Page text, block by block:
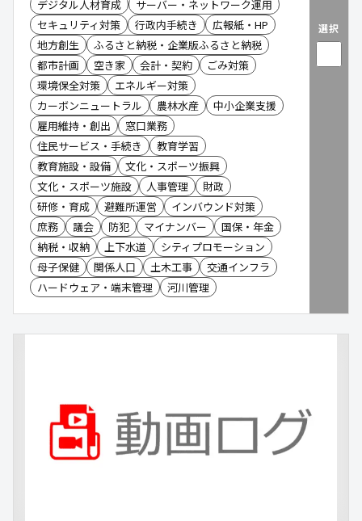
デジタル人材育成
サーバー・ネットワーク運用
セキュリティ対策
行政内手続き
広報紙・HP
地方創生
ふるさと納税・企業版ふるさと納税
都市計画
空き家 会計・契約
ごみ対策
環境保全対策
エネルギー対策
カーボンニュートラル
農林水産
中小企業支援
雇用維持・創出
窓口業務
住民サービス・手続き
教育学習
教育施設・設備
文化・スポーツ振興
文化・スポーツ施設
人事管理
財政
研修・育成
避難所運営
インバウンド対策
庶務
議会 防犯 マイナンバー
国保・年金
納税・収納
上下水道
シティプロモーション
母子保健
関係人口 土木工事
交通インフラ
ハードウェア・端末管理
河川管理
選択